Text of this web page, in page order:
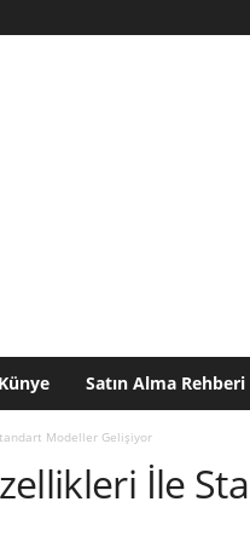
Künye Satın Alma Rehberi
Modeller Gelişiyor
İle